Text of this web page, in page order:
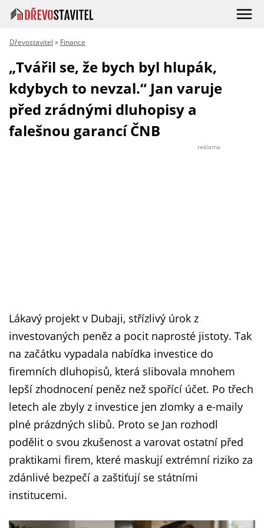
Dřevostavitel » Finance
„Tvářil se, že bych byl hlupák,
kdybych to nevzal.“ Jan varuje
před zrádnými dluhopisy a
falešnou garancí ČNB
reklama
Lákavý projekt v Dubaji, střízlivý úrok z
investovaných peněz a pocit naprosté jistoty. Tak
na začátku vypadala nabídka investice do
firemních dluhopisů, která slibovala mnohem
lepší zhodnocení peněz než spořící účet. Po třech
letech ale zbyly z investice jen zlomky a e-maily
plné prázdných slibů. Proto se Jan rozhodl
podělit o svou zkušenost a varovat ostatní před
praktikami firem, které maskují extrémní riziko za
zdánlivé bezpečí a zaštiťují se státními
institucemi.